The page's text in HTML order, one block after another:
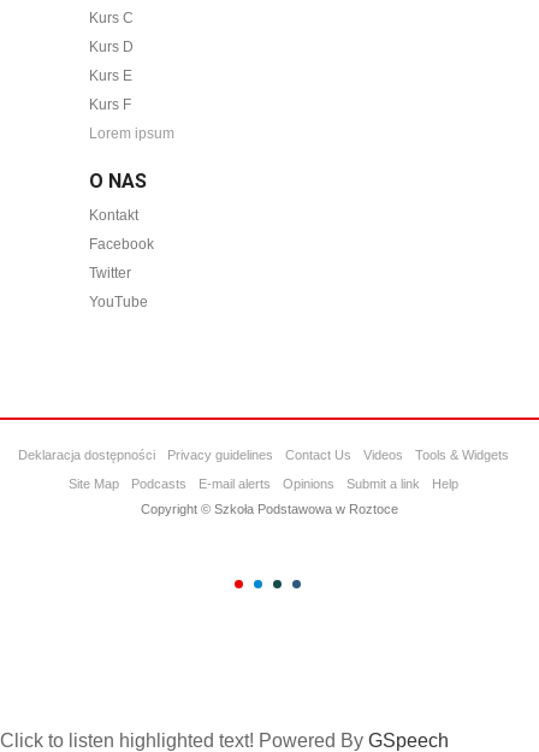
Kurs C
Kurs D
Kurs E
Kurs F
Lorem ipsum
O NAS
Kontakt
Facebook
Twitter
YouTube
Deklaracja dostępności Privacy guidelines Contact Us Videos
Tools & Widgets
Site Map
Podcasts E-mail alerts Opinions Submit a link
Help
Copyright © Szkoła Podstawowa w Roztoce
Click to listen highlighted text! Powered By GSpeech